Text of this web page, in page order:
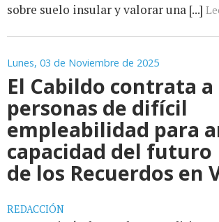
sobre suelo insular y valorar una [...]
Lunes, 03 de Noviembre de 2025
El Cabildo contrata a
personas de difícil
empleabilidad para
capacidad del futuro
de los Recuerdos en
REDACCIÓN